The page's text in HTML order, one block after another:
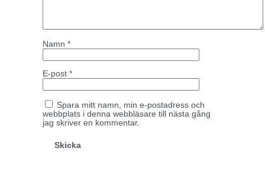
Namn *
E-post *
Spara mitt namn, min e-postadress och
webbplats i denna webbläsare till nästa gång
jag skriver en kommentar.